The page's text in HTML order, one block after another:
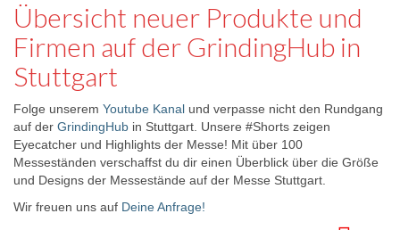
Übersicht neuer Produkte und
Firmen auf der GrindingHub in
Stuttgart
Folge unserem Youtube Kanal und verpasse nicht den Rundgang
auf der GrindingHub in Stuttgart. Unsere #Shorts zeigen
Eyecatcher und Highlights der Messe! Mit über 100
Messeständen verschaffst du dir einen Überblick über die Größe
und Designs der Messestände auf der Messe Stuttgart.
Wir freuen uns auf Deine Anfrage!